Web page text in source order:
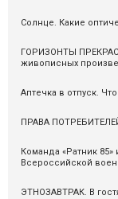
Солнце. Какие
ГОРИЗОНТЫ
живописных
Аптечка в отпуск.
ПРАВА
Команда «Ратник
Всероссийской
ЭТНОЗАВТРАК. В